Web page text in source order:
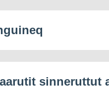
sinneruttut